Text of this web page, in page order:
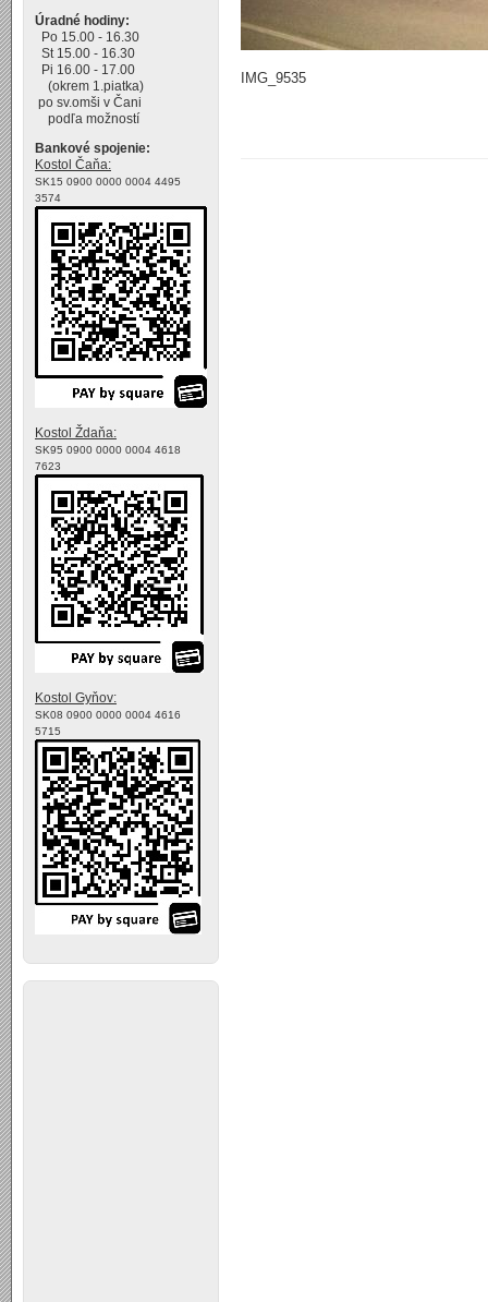
IMG_9535
Úradné hodiny:
Po 15.00 - 16.30
St 15.00 - 16.30
Pi 16.00 - 17.00
(okrem 1.piatka)
po sv.omši v Čani
podľa možností
Bankové spojenie:
Kostol Čaňa:
SK15 0900 0000 0004 4495
3574
Kostol Ždaňa:
SK95 0900 0000 0004 4618
7623
Kostol Gyňov:
SK08 0900 0000 0004 4616
5715